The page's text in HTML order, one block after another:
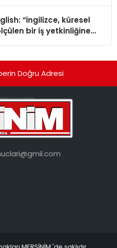
“İngilizce, küresel
bir iş yetkinliğine
Doğru Adresi